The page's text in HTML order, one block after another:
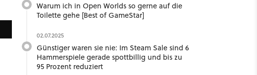
Warum ich in Open Worlds so gerne auf die
Toilette gehe [Best of GameStar]
02.07.2025
Günstiger waren sie nie: Im Steam Sale sind 6
Hammerspiele gerade spottbillig und bis zu
95 Prozent reduziert